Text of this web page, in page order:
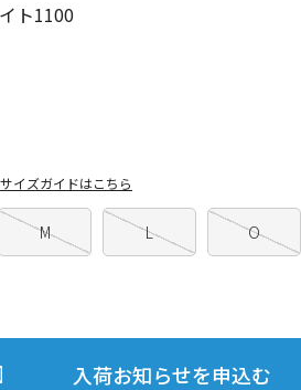
ト1100
M L O
サイズガイドはこちら
入荷お知らせを申込む